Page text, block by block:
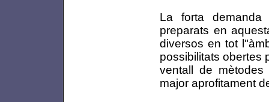
La forta demanda
preparats en
diversos en tot
possibilitats obertes
ventall de mètodes
major aprofitament